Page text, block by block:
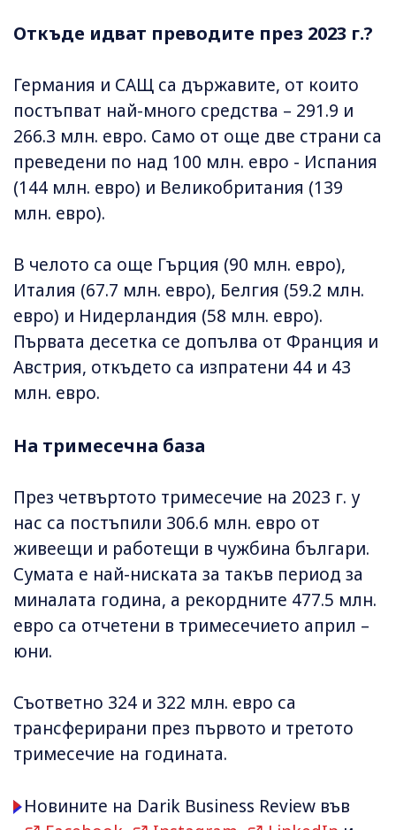
Откъде идват преводите през 2023 г.?
Германия и САЩ са държавите, от които
постъпват най-много средства – 291.9 и
266.3 млн. евро. Само от още две страни са
преведени по над 100 млн. евро - Испания
(144 млн. евро) и Великобритания (139
млн. евро).
В челото са още Гърция (90 млн. евро),
Италия (67.7 млн. евро), Белгия (59.2 млн.
евро) и Нидерландия (58 млн. евро).
Първата десетка се допълва от Франция и
Австрия, откъдето са изпратени 44 и 43
млн. евро.
На тримесечна база
През четвъртото тримесечие на 2023 г. у
нас са постъпили 306.6 млн. евро от
живеещи и работещи в чужбина българи.
Сумата е най-ниската за такъв период за
миналата година, а рекордните 477.5 млн.
евро са отчетени в тримесечието април –
юни.
Съответно 324 и 322 млн. евро са
трансферирани през първото и третото
тримесечие на годината.
Новините на Darik Business Review във